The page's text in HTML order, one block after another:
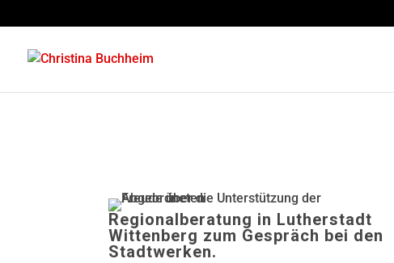
Regionalberatung in Lutherstadt
Wittenberg zum Gespräch bei den
Stadtwerken.